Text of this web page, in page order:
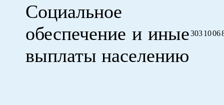
Социальное
обеспечение и иные
выплаты населению
3031006